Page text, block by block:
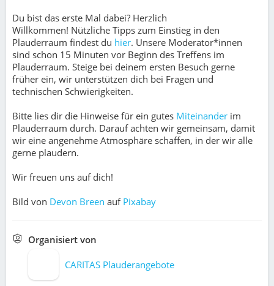
Du bist das erste Mal dabei? Herzlich
Willkommen! Nützliche Tipps zum Einstieg in den
Plauderraum findest du hier. Unsere Moderator*innen
sind schon 15 Minuten vor Beginn des Treffens im
Plauderraum. Steige bei deinem ersten Besuch gerne
früher ein, wir unterstützen dich bei Fragen und
technischen Schwierigkeiten.
Bitte lies dir die Hinweise für ein gutes Miteinander im
Plauderraum durch. Darauf achten wir gemeinsam, damit
wir eine ange­neh­me Atmo­sphä­re schaf­fen, in der wir alle
ger­ne plau­dern.
Wir freuen uns auf dich!
Bild von Devon Breen auf Pixabay
Organisiert von
CARITAS Plauderangebote